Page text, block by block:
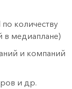
количеству
в медиаплане)
и компаний
и др.